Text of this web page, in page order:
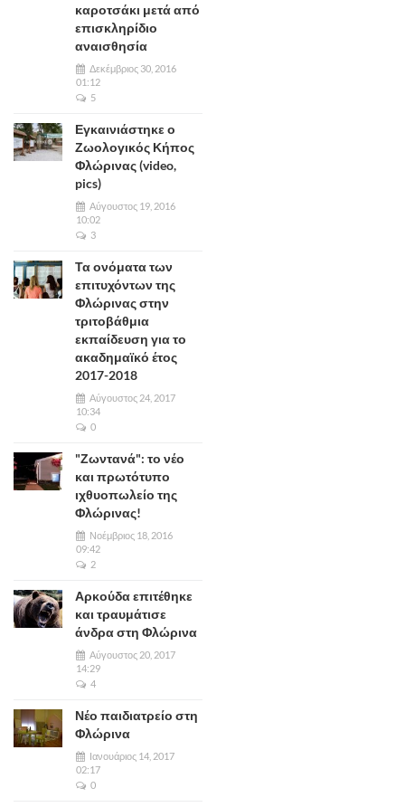
καροτσάκι μετά από
επισκληρίδιο
αναισθησία
Δεκέμβριος 30, 2016
01:12
5
Εγκαινιάστηκε ο
Ζωολογικός Κήπος
Φλώρινας (video,
pics)
Αύγουστος 19, 2016
10:02
3
Τα ονόματα των
επιτυχόντων της
Φλώρινας στην
τριτοβάθμια
εκπαίδευση για το
ακαδημαϊκό έτος
2017-2018
Αύγουστος 24, 2017
10:34
0
"Ζωντανά": το νέο
και πρωτότυπο
ιχθυοπωλείο της
Φλώρινας!
Νοέμβριος 18, 2016
09:42
2
Αρκούδα επιτέθηκε
και τραυμάτισε
άνδρα στη Φλώρινα
Αύγουστος 20, 2017
14:29
4
Νέο παιδιατρείο στη
Φλώρινα
Ιανουάριος 14, 2017
02:17
0